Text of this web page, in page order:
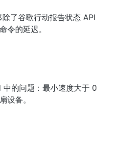
了谷歌行动报告状态 API
令的延迟。
的问题：最小速度大于 0
设备。